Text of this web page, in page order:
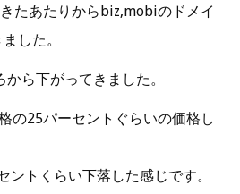
たあたりからbiz,mobiのドメイ
した。
ら下がってきました。
の25パーセントぐらいの価格し
ントくらい下落した感じです。